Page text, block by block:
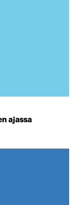
ajassa